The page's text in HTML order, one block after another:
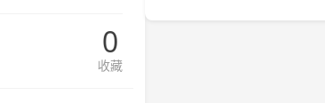
0
收藏